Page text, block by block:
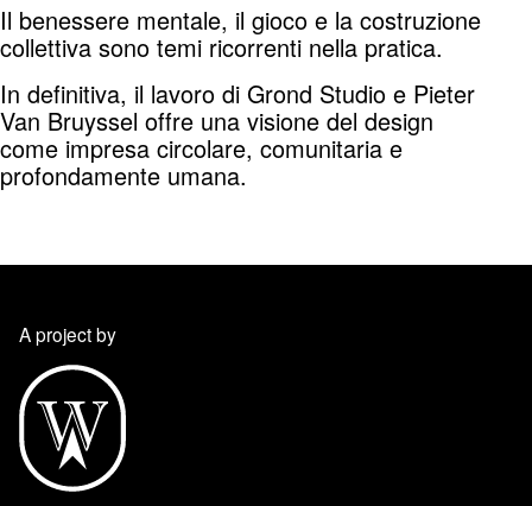
Il benessere mentale, il gioco e la costruzione
collettiva sono temi ricorrenti nella pratica.
In definitiva, il lavoro di Grond Studio e Pieter
Van Bruyssel offre una visione del design
come impresa circolare, comunitaria e
profondamente umana.
A project by